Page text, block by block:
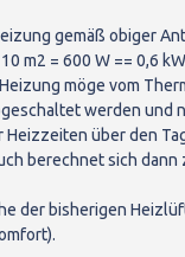
gemäß obiger
m2 = 600 W == 0,6
möge vom
werden und
Heizzeiten über den
berechnet sich dann
der bisherigen